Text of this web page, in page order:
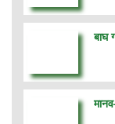
बाघ